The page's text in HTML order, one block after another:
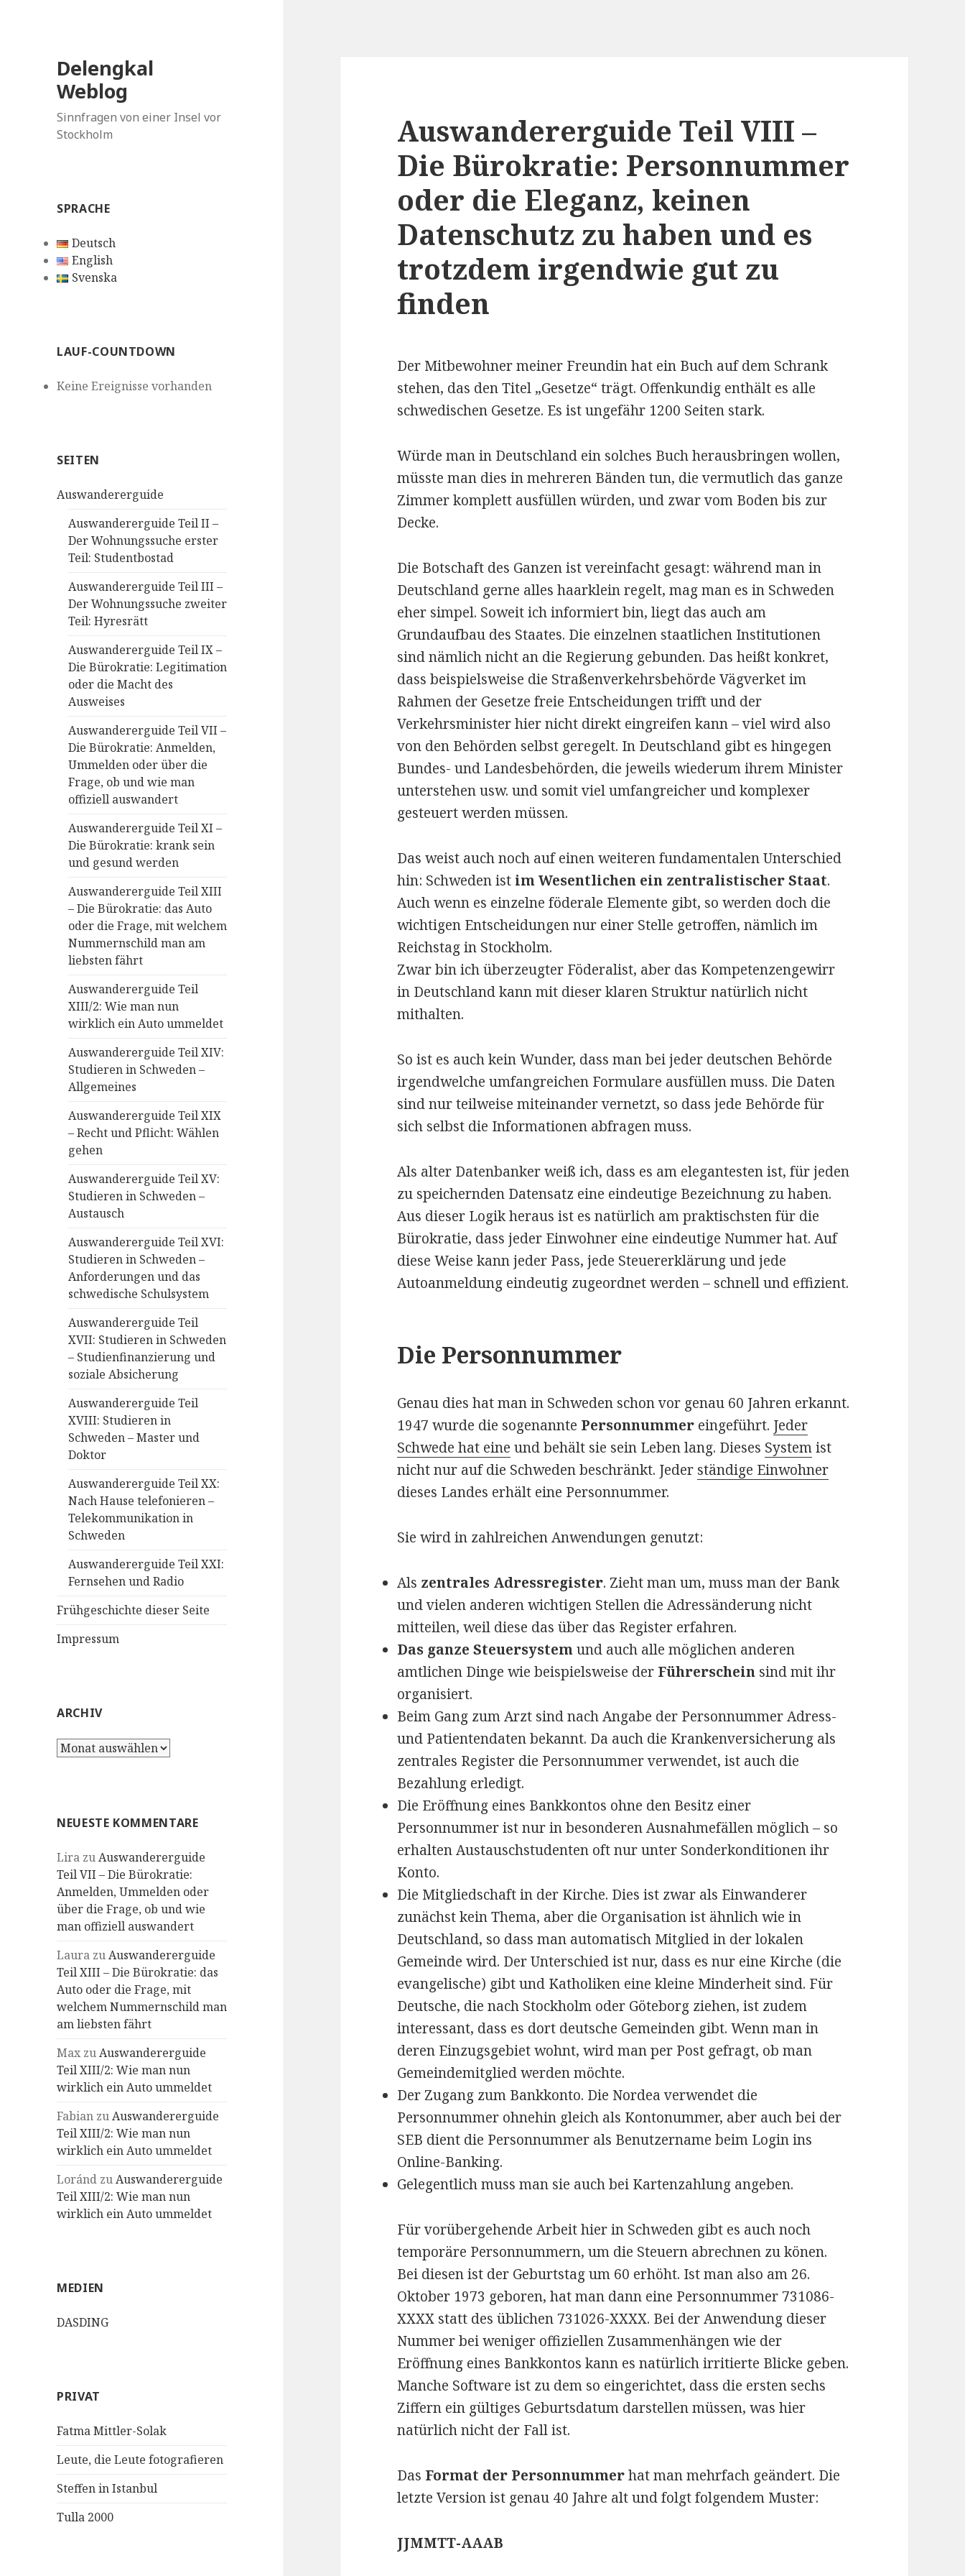
Delengkal
Weblog
Sinnfragen von einer Insel vor
Stockholm
SPRACHE
Deutsch
English
Svenska
LAUF-COUNTDOWN
Keine Ereignisse vorhanden
SEITEN
Auswandererguide
Auswandererguide Teil II –
Der Wohnungssuche erster
Teil: Studentbostad
Auswandererguide Teil III –
Der Wohnungssuche zweiter
Teil: Hyresrätt
Auswandererguide Teil IX –
Die Bürokratie: Legitimation
oder die Macht des
Ausweises
Auswandererguide Teil VII –
Die Bürokratie: Anmelden,
Ummelden oder über die
Frage, ob und wie man
offiziell auswandert
Auswandererguide Teil XI –
Die Bürokratie: krank sein
und gesund werden
Auswandererguide Teil XIII
– Die Bürokratie: das Auto
oder die Frage, mit welchem
Nummernschild man am
liebsten fährt
Auswandererguide Teil
XIII/2: Wie man nun
wirklich ein Auto ummeldet
Auswandererguide Teil XIV:
Studieren in Schweden –
Allgemeines
Auswandererguide Teil XIX
– Recht und Pflicht: Wählen
gehen
Auswandererguide Teil XV:
Studieren in Schweden –
Austausch
Auswandererguide Teil XVI:
Studieren in Schweden –
Anforderungen und das
schwedische Schulsystem
Auswandererguide Teil
XVII: Studieren in Schweden
– Studienfinanzierung und
soziale Absicherung
Auswandererguide Teil
XVIII: Studieren in
Schweden – Master und
Doktor
Auswandererguide Teil XX:
Nach Hause telefonieren –
Telekommunikation in
Schweden
Auswandererguide Teil XXI:
Fernsehen und Radio
Frühgeschichte dieser Seite
Impressum
ARCHIV
Archiv
NEUESTE KOMMENTARE
Lira zuAuswandererguide
Teil VII – Die Bürokratie:
Anmelden, Ummelden oder
über die Frage, ob und wie
man offiziell auswandert
Laura zuAuswandererguide
Teil XIII – Die Bürokratie: das
Auto oder die Frage, mit
welchem Nummernschild man
am liebsten fährt
Max zuAuswandererguide
Teil XIII/2: Wie man nun
wirklich ein Auto ummeldet
Fabian zuAuswandererguide
Teil XIII/2: Wie man nun
wirklich ein Auto ummeldet
Loránd zuAuswandererguide
Teil XIII/2: Wie man nun
wirklich ein Auto ummeldet
MEDIEN
DASDING
PRIVAT
Fatma Mittler-Solak
Leute, die Leute fotografieren
Steffen in Istanbul
Tulla 2000
Auswandererguide Teil VIII –
Die Bürokratie: Personnummer
oder die Eleganz, keinen
Datenschutz zu haben und es
trotzdem irgendwie gut zu
finden
Der Mitbewohner meiner Freundin hat ein Buch auf dem Schrank
stehen, das den Titel „Gesetze“ trägt. Offenkundig enthält es alle
schwedischen Gesetze. Es ist ungefähr 1200 Seiten stark.
Würde man in Deutschland ein solches Buch herausbringen wollen,
müsste man dies in mehreren Bänden tun, die vermutlich das ganze
Zimmer komplett ausfüllen würden, und zwar vom Boden bis zur
Decke.
Die Botschaft des Ganzen ist vereinfacht gesagt: während man in
Deutschland gerne alles haarklein regelt, mag man es in Schweden
eher simpel. Soweit ich informiert bin, liegt das auch am
Grundaufbau des Staates. Die einzelnen staatlichen Institutionen
sind nämlich nicht an die Regierung gebunden. Das heißt konkret,
dass beispielsweise die Straßenverkehrsbehörde Vägverket im
Rahmen der Gesetze freie Entscheidungen trifft und der
Verkehrsminister hier nicht direkt eingreifen kann – viel wird also
von den Behörden selbst geregelt. In Deutschland gibt es hingegen
Bundes- und Landesbehörden, die jeweils wiederum ihrem Minister
unterstehen usw. und somit viel umfangreicher und komplexer
gesteuert werden müssen.
Das weist auch noch auf einen weiteren fundamentalen Unterschied
hin: Schweden ist im Wesentlichen ein zentralistischer Staat.
Auch wenn es einzelne föderale Elemente gibt, so werden doch die
wichtigen Entscheidungen nur einer Stelle getroffen, nämlich im
Reichstag in Stockholm.
Zwar bin ich überzeugter Föderalist, aber das Kompetenzengewirr
in Deutschland kann mit dieser klaren Struktur natürlich nicht
mithalten.
So ist es auch kein Wunder, dass man bei jeder deutschen Behörde
irgendwelche umfangreichen Formulare ausfüllen muss. Die Daten
sind nur teilweise miteinander vernetzt, so dass jede Behörde für
sich selbst die Informationen abfragen muss.
Als alter Datenbanker weiß ich, dass es am elegantesten ist, für jeden
zu speichernden Datensatz eine eindeutige Bezeichnung zu haben.
Aus dieser Logik heraus ist es natürlich am praktischsten für die
Bürokratie, dass jeder Einwohner eine eindeutige Nummer hat. Auf
diese Weise kann jeder Pass, jede Steuererklärung und jede
Autoanmeldung eindeutig zugeordnet werden – schnell und effizient.
Die Personnummer
Genau dies hat man in Schweden schon vor genau 60 Jahren erkannt.
1947 wurde die sogenannte Personnummer eingeführt. Jeder
Schwede hat eine und behält sie sein Leben lang. Dieses Systemist
nicht nur auf die Schweden beschränkt. Jeder ständige Einwohner
dieses Landes erhält eine Personnummer.
Sie wird in zahlreichen Anwendungen genutzt:
Als zentrales Adressregister. Zieht man um, muss man der Bank
und vielen anderen wichtigen Stellen die Adressänderung nicht
mitteilen, weil diese das über das Register erfahren.
Das ganze Steuersystemund auch alle möglichen anderen
amtlichen Dinge wie beispielsweise der Führerschein sind mit ihr
organisiert.
Beim Gang zum Arzt sind nach Angabe der Personnummer Adress-
und Patientendaten bekannt. Da auch die Krankenversicherung als
zentrales Register die Personnummer verwendet, ist auch die
Bezahlung erledigt.
Die Eröffnung eines Bankkontos ohne den Besitz einer
Personnummer ist nur in besonderen Ausnahmefällen möglich – so
erhalten Austauschstudenten oft nur unter Sonderkonditionen ihr
Konto.
Die Mitgliedschaft in der Kirche. Dies ist zwar als Einwanderer
zunächst kein Thema, aber die Organisation ist ähnlich wie in
Deutschland, so dass man automatisch Mitglied in der lokalen
Gemeinde wird. Der Unterschied ist nur, dass es nur eine Kirche (die
evangelische) gibt und Katholiken eine kleine Minderheit sind. Für
Deutsche, die nach Stockholm oder Göteborg ziehen, ist zudem
interessant, dass es dort deutsche Gemeinden gibt. Wenn man in
deren Einzugsgebiet wohnt, wird man per Post gefragt, ob man
Gemeindemitglied werden möchte.
Der Zugang zum Bankkonto. Die Nordea verwendet die
Personnummer ohnehin gleich als Kontonummer, aber auch bei der
SEB dient die Personnummer als Benutzername beim Login ins
Online-Banking.
Gelegentlich muss man sie auch bei Kartenzahlung angeben.
Für vorübergehende Arbeit hier in Schweden gibt es auch noch
temporäre Personnummern, um die Steuern abrechnen zu könen.
Bei diesen ist der Geburtstag um 60 erhöht. Ist man also am 26.
Oktober 1973 geboren, hat man dann eine Personnummer 731086-
XXXX statt des üblichen 731026-XXXX. Bei der Anwendung dieser
Nummer bei weniger offiziellen Zusammenhängen wie der
Eröffnung eines Bankkontos kann es natürlich irritierte Blicke geben.
Manche Software ist zu dem so eingerichtet, dass die ersten sechs
Ziffern ein gültiges Geburtsdatum darstellen müssen, was hier
natürlich nicht der Fall ist.
Das Format der Personnummerhat man mehrfach geändert. Die
letzte Version ist genau 40 Jahre alt und folgt folgendem Muster:
JJMMTT-AAAB